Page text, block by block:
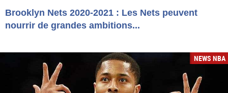
Brooklyn Nets 2020-2021 : Les Nets peuvent
nourrir de grandes ambitions...
NEWS NBA